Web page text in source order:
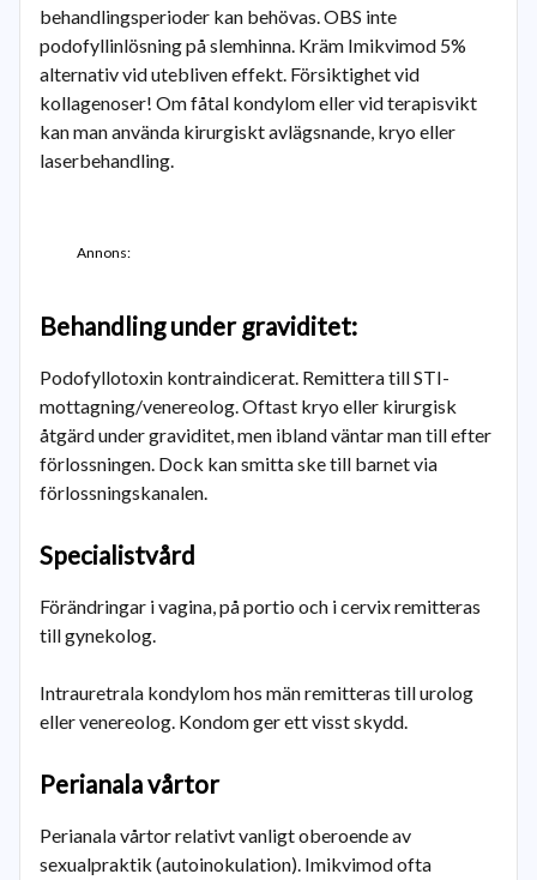
behandlingsperioder kan behövas. OBS inte
podofyllinlösning på slemhinna. Kräm Imikvimod 5%
alternativ vid utebliven effekt. Försiktighet vid
kollagenoser! Om fåtal kondylom eller vid terapisvikt
kan man använda kirurgiskt avlägsnande, kryo eller
laserbehandling.
Annons:
Behandling under graviditet:
Podofyllotoxin kontraindicerat. Remittera till STI-
mottagning/venereolog. Oftast kryo eller kirurgisk
åtgärd under graviditet, men ibland väntar man till efter
förlossningen. Dock kan smitta ske till barnet via
förlossningskanalen.
Specialistvård
Förändringar i vagina, på portio och i cervix remitteras
till gynekolog.
Intrauretrala kondylom hos män remitteras till urolog
eller venereolog. Kondom ger ett visst skydd.
Perianala vårtor
Perianala vårtor relativt vanligt oberoende av
sexualpraktik (autoinokulation). Imikvimod ofta